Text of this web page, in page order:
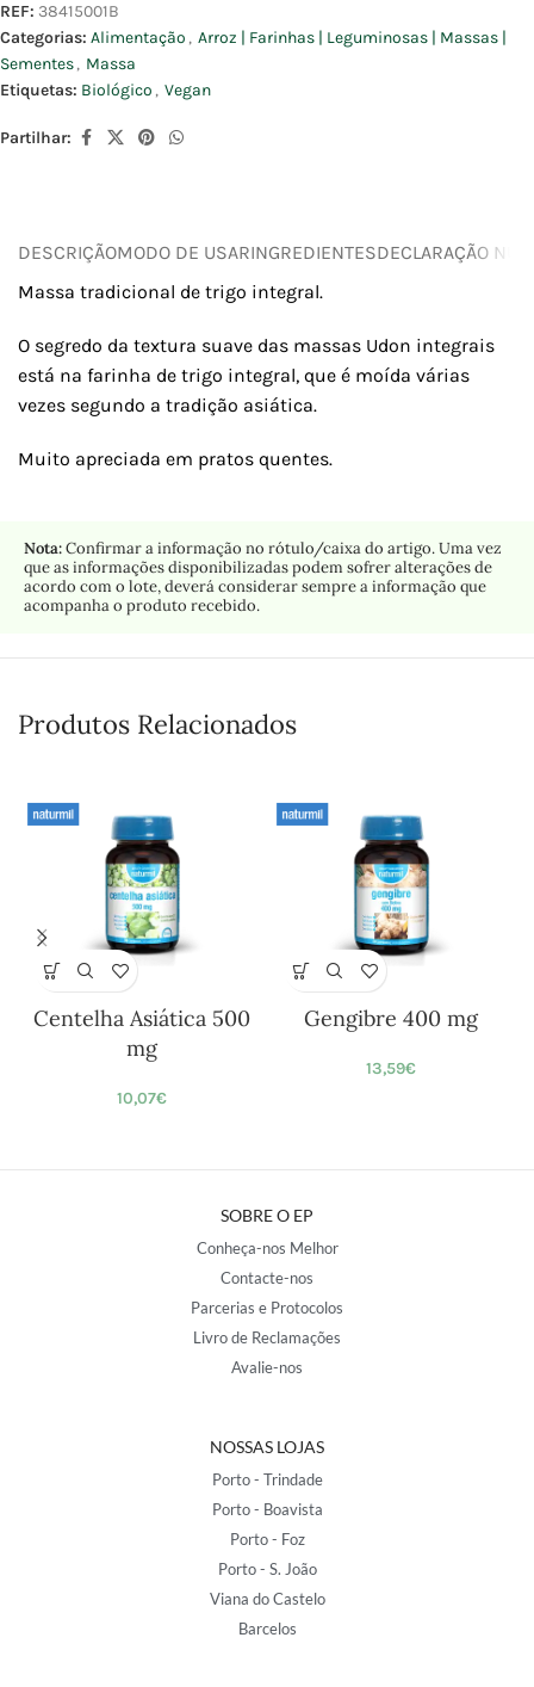
REF: 38415001B
Categorias: Alimentação , Arroz | Farinhas | Leguminosas | Massas |
Sementes, Massa
Etiquetas: Biológico , Vegan
Partilhar:
DESCRIÇÃOMODO DE USARINGREDIENTESDECLARAÇÃO
Massa tradicional de trigo integral.
O segredo da textura suave das massas Udon integrais
está na farinha de trigo integral, que é moída várias
vezes segundo a tradição asiática.
Muito apreciada em pratos quentes.
Nota:Confirmar a informação no rótulo/caixa do artigo. Uma vez
que as informações disponibilizadas podem sofrer alterações de
acordo com o lote, deverá considerar sempre a informação que
acompanha o produto recebido.
Produtos Relacionados
Centelha Asiática 500
mg
10,07€
Gengibre 400 mg
13,59€
SOBRE O EP
Conheça-nos Melhor
Contacte-nos
Parcerias e Protocolos
Livro de Reclamações
Avalie-nos
NOSSAS LOJAS
Porto - Trindade
Porto - Boavista
Porto - Foz
Porto - S. João
Viana do Castelo
Barcelos